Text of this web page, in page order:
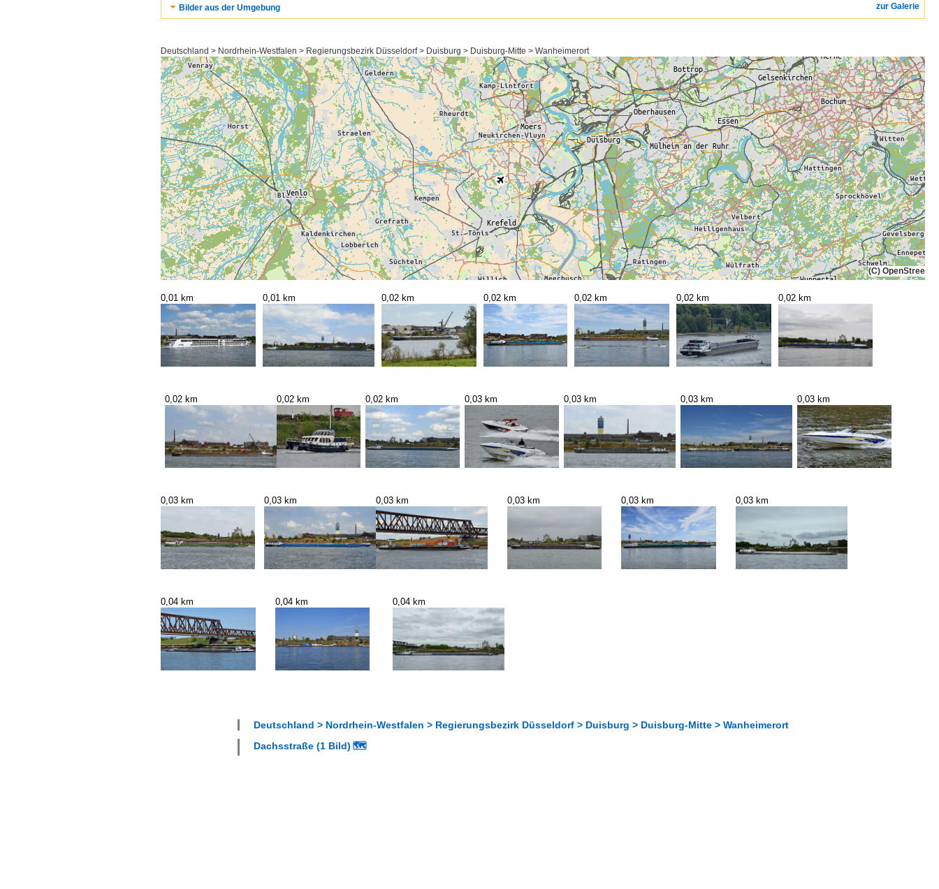
zur Galerie
Bilder aus der Umgebung
Deutschland > Nordrhein-Westfalen > Regierungsbezirk Düsseldorf > Duisburg > Duisburg-Mitte > Wanheimerort
(C)
0,01 km 0,01 km 0,02 km 0,02 km 0,02 km 0,02 km 0,02 km
0,02 km 0,02 km 0,02 km 0,03 km 0,03 km 0,03 km 0,03 km
0,03 km 0,03 km 0,03 km 0,03 km 0,03 km 0,03 km
0,04 km 0,04 km 0,04 km
Deutschland > Nordrhein-Westfalen > Regierungsbezirk Düsseldorf > Duisburg > Duisburg-Mitte > Wanheimerort
Dachsstraße (1 Bild) 🗺